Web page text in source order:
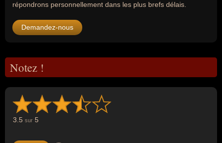
répondrons personnellement dans les plus brefs délais.
Demandez-nous
Notez !
3.5 sur 5